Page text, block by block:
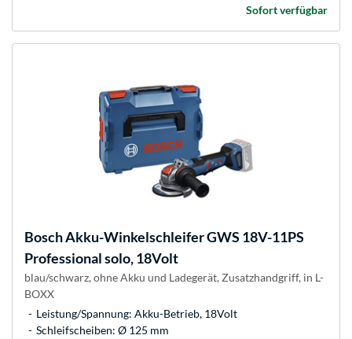
Sofort verfügbar
BoschAkku-Winkelschleifer GWS 18V-11PS
Professional solo, 18Volt
blau/schwarz, ohne Akku und Ladegerät, Zusatzhandgriff, in L-
BOXX
Leistung/Spannung: Akku-Betrieb, 18Volt
Schleifscheiben: Ø 125 mm